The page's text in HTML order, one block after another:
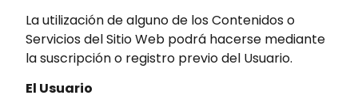
La utilización de alguno de los Contenidos o
Servicios del Sitio Web podrá hacerse mediante
la suscripción o registro previo del Usuario.
El Usuario